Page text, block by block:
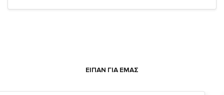
ΕΙΠΑΝ ΓΙΑ ΕΜΑΣ